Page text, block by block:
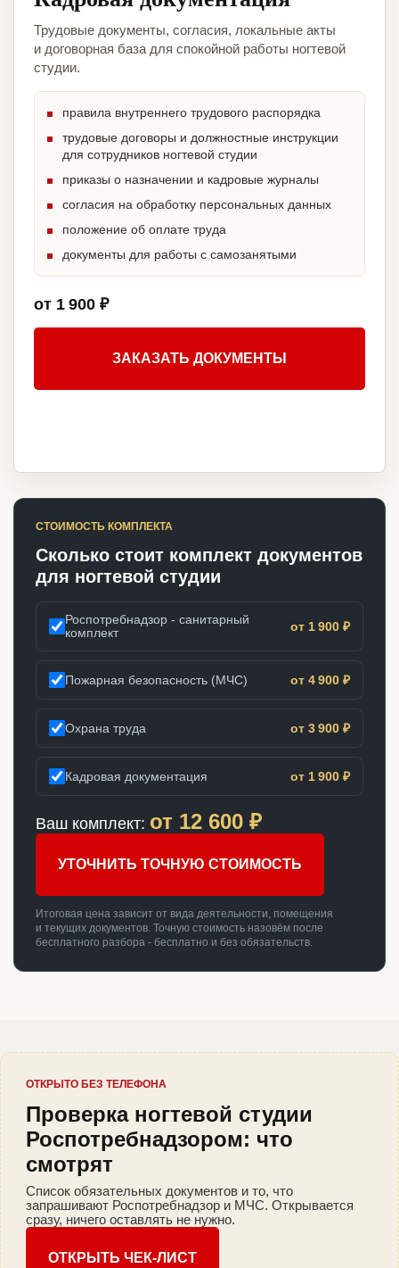
Трудовые документы, согласия, локальные акты
и договорная база для спокойной работы ногтевой
студии.
правила внутреннего трудового распорядка
трудовые договоры и должностные инструкции
для сотрудников ногтевой студии
приказы о назначении и кадровые журналы
согласия на обработку персональных данных
положение об оплате труда
документы для работы с самозанятыми
от 1 900 ₽
ЗАКАЗАТЬ ДОКУМЕНТЫ
СТОИМОСТЬ КОМПЛЕКТА
Сколько стоит комплект документов
для ногтевой студии
Роспотребнадзор - санитарный
комплект
от 1 900 ₽
Пожарная безопасность (МЧС) от 4 900 ₽
Охрана труда от 3 900 ₽
Кадровая документация от 1 900 ₽
Ваш комплект: от 12 600 ₽
УТОЧНИТЬ ТОЧНУЮ СТОИМОСТЬ
Итоговая цена зависит от вида деятельности, помещения
и текущих документов. Точную стоимость назовём после
бесплатного разбора - бесплатно и без обязательств.
ОТКРЫТО БЕЗ ТЕЛЕФОНА
Проверка ногтевой студии
Роспотребнадзором: что
смотрят
Список обязательных документов и то, что
запрашивают Роспотребнадзор и МЧС. Открывается
сразу, ничего оставлять не нужно.
ОТКРЫТЬ ЧЕК-ЛИСТ